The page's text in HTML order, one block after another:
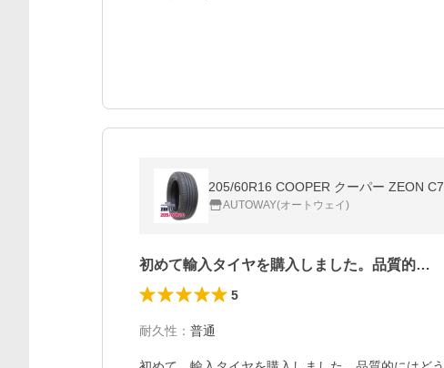
205/60R16 COOPER クーパー ZEON
AUTOWAY(オートウェイ)
初めて輸入タイヤを購入しました。品質的…
5
耐久性 ： 普通